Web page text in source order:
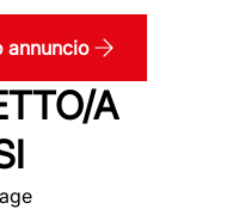
annuncio
A